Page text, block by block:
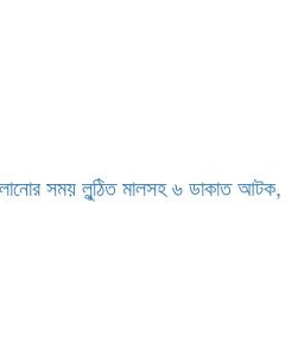
সময় লুন্ঠিত মালসহ ৬ ডাকাত আটক,